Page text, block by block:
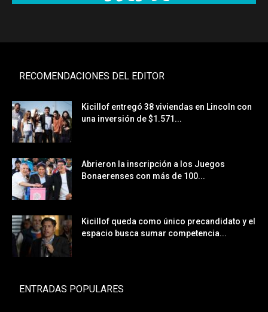
RECOMENDACIONES DEL EDITOR
Kicillof entregó 38 viviendas en Lincoln con
una inversión de $1.571...
Abrieron la inscripción a los Juegos
Bonaerenses con más de 100...
Kicillof queda como único precandidato y el
espacio busca sumar competencia...
ENTRADAS POPULARES